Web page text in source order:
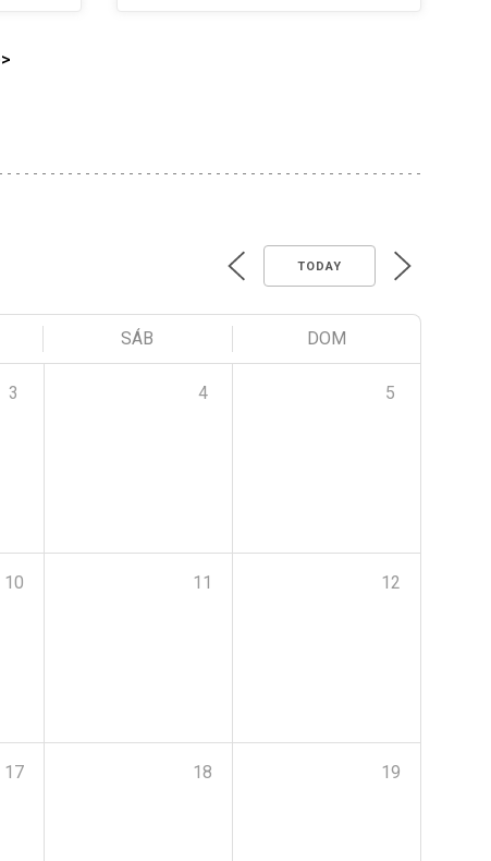
TODAY
SÁB DOM
3 4 5
10 11 12
17 18 19